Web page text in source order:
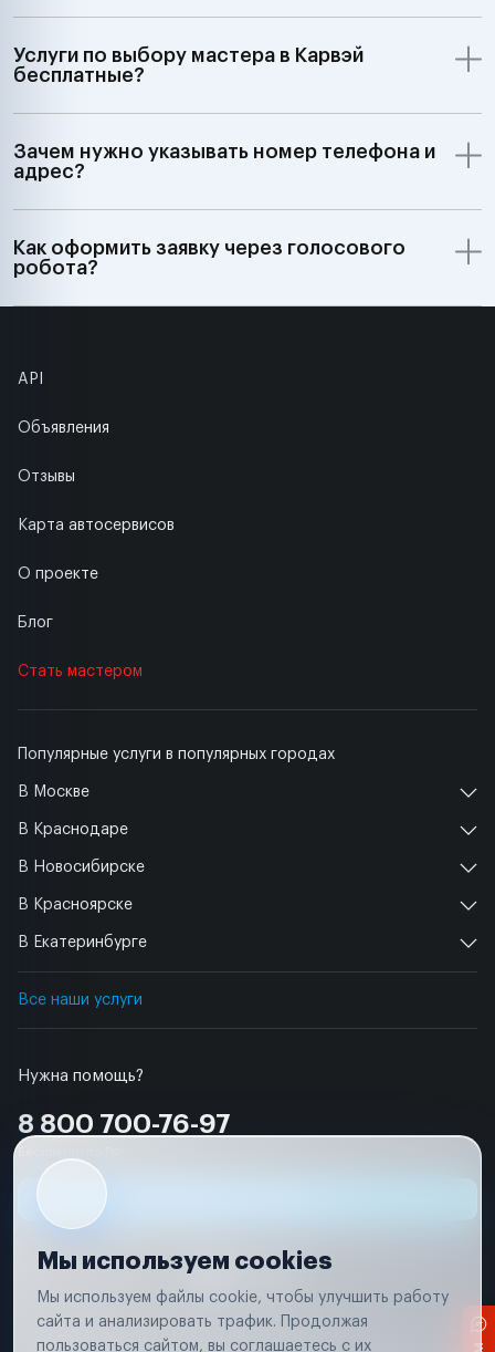
Услуги по выбору мастера в Карвэй
бесплатные?
Зачем нужно указывать номер телефона и
адрес?
Как оформить заявку через голосового
робота?
Нужна помощь?
8 800 700-76-97
Популярные услуги в популярных городах
В Москве
В Краснодаре
В Новосибирске
В Красноярске
В Екатеринбурге
Все наши услуги
API
Объявления
Отзывы
Карта автосервисов
О проекте
Блог
Стать мастером
Условия использования
Вся информация, представленная на сайте, носит исключительно
Мы используем cookies
Мы используем файлы cookie, чтобы улучшить работу
сайта и анализировать трафик. Продолжая
пользоваться сайтом, вы соглашаетесь с их